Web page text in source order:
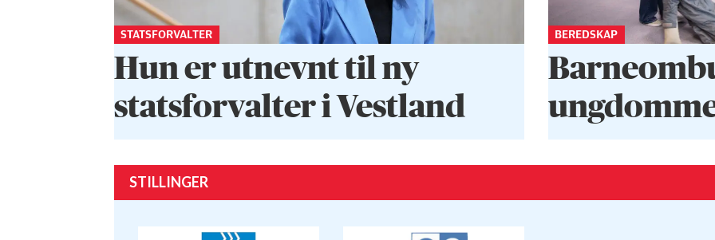
STATSFORVALTER
Hun er utnevnt til ny
statsforvalter i Vestland
BEREDSKAP
STILLINGER